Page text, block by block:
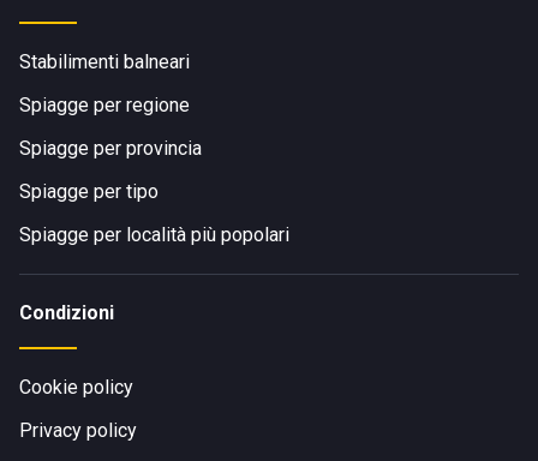
Stabilimenti balneari
Spiagge per regione
Spiagge per provincia
Spiagge per tipo
Spiagge per località più popolari
Condizioni
Cookie policy
Privacy policy